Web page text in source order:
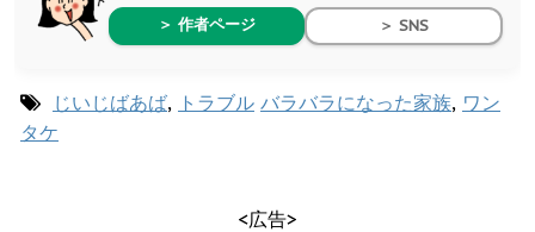
＞ 作者ページ ＞ SNS
じいじばあば, トラブル バラバラになった家族, ワン
タケ
<広告>